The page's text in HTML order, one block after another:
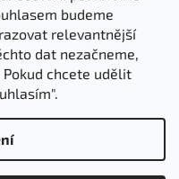
budeme
relevantnější
dat nezačneme,
chcete udělit
AGRO CS